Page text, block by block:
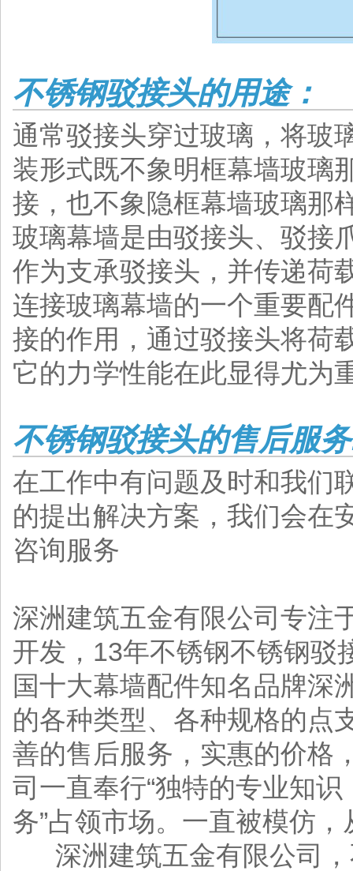
不锈钢驳接头的用途：
通常驳接头穿过玻璃，将玻
装形式既不象明框幕墙玻璃
接，也不象隐框幕墙玻璃那
玻璃幕墙是由驳接头、驳接
作为支承驳接头，并传递荷
连接玻璃幕墙的一个重要配
接的作用，通过驳接头将荷
它的力学性能在此显得尤为
不锈钢驳接头的售后服
在工作中有问题及时和我们
的提出解决方案，我们会在
咨询服务
深洲建筑五金有限公司专注
开发，13年不锈钢不锈钢驳
国十大幕墙配件知名品牌深
的各种类型、各种规格的点
善的售后服务，实惠的价格
司一直奉行“独特的专业知
务”占领市场。一直被模仿
深洲建筑五金有限公司，